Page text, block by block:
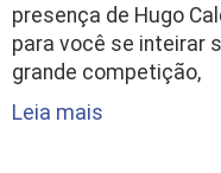
presença de Hugo
para você se inteirar
grande competição,
Leia mais